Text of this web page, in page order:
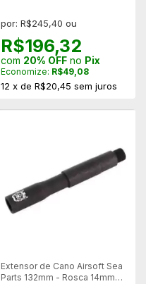
por: R$245,40 ou
R$196,32
com 20% OFFno Pix
Economize: R$49,08
12 x de R$20,45 sem juros
Extensor de Cano Airsoft Sea
Parts 132mm - Rosca 14mm